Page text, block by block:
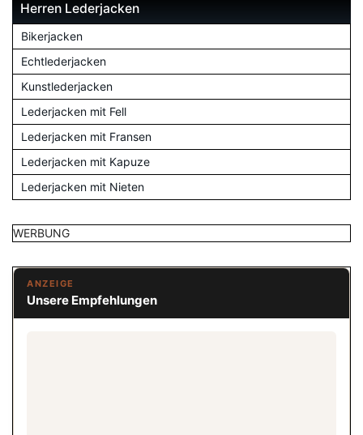
Herren Lederjacken
Bikerjacken
Echtlederjacken
Kunstlederjacken
Lederjacken mit Fell
Lederjacken mit Fransen
Lederjacken mit Kapuze
Lederjacken mit Nieten
WERBUNG
ANZEIGE
Unsere Empfehlungen